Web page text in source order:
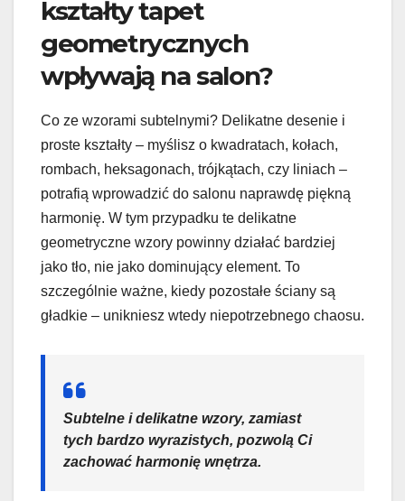
kształty tapet
geometrycznych
wpływają na salon?
Co ze wzorami subtelnymi? Delikatne desenie i
proste kształty – myślisz o kwadratach, kołach,
rombach, heksagonach, trójkątach, czy liniach –
potrafią wprowadzić do salonu naprawdę piękną
harmonię. W tym przypadku te delikatne
geometryczne wzory powinny działać bardziej
jako tło, nie jako dominujący element. To
szczególnie ważne, kiedy pozostałe ściany są
gładkie – unikniesz wtedy niepotrzebnego chaosu.
Subtelne i delikatne wzory, zamiast
tych bardzo wyrazistych, pozwolą Ci
zachować harmonię wnętrza.